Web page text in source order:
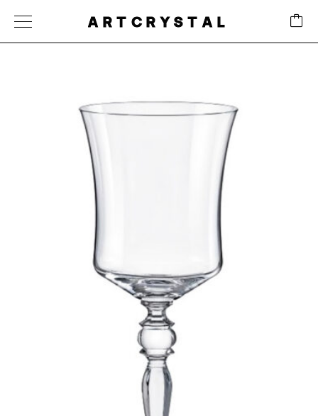
ARTCRYSTAL